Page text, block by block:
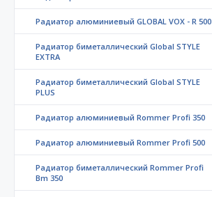
Радиатор алюминиевый GLOBAL VOX - R 500
Радиатор биметаллический Global STYLE
EXTRA
Радиатор биметаллический Global STYLE
PLUS
Радиатор алюминиевый Rommer Profi 350
Радиатор алюминиевый Rommer Profi 500
Радиатор биметаллический Rommer Profi
Bm 350